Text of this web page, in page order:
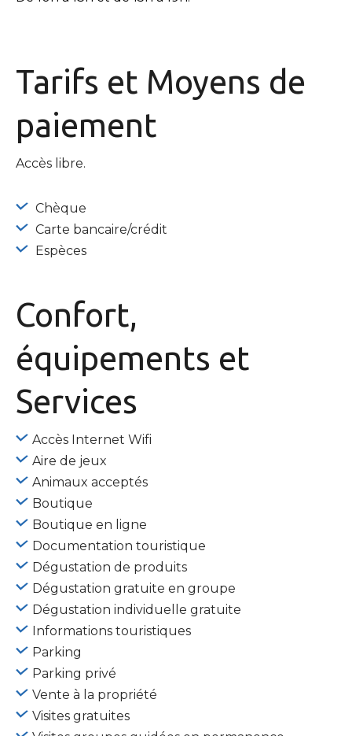
Tarifs et Moyens de
paiement
Accès libre.
Chèque
Carte bancaire/crédit
Espèces
Confort,
équipements et
Services
Accès Internet Wifi
Aire de jeux
Animaux acceptés
Boutique
Boutique en ligne
Documentation touristique
Dégustation de produits
Dégustation gratuite en groupe
Dégustation individuelle gratuite
Informations touristiques
Parking
Parking privé
Vente à la propriété
Visites gratuites